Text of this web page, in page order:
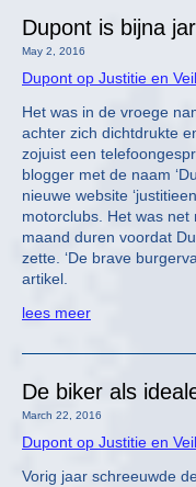
Dupont is bijna
May 2, 2016
Dupont op Justitie en
Het was in de vroege
achter zich dichtdrukte
zojuist een
blogger met de naam
nieuwe website
motorclubs. Het was
maand duren voordat
zette. ‘De brave
artikel.
lees meer
De biker als
March 22, 2016
Dupont op Justitie en
Vorig jaar schreeuwde